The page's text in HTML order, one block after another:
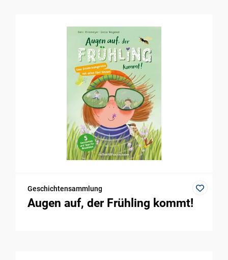
Geschichtensammlung
Augen auf, der Frühling kommt!